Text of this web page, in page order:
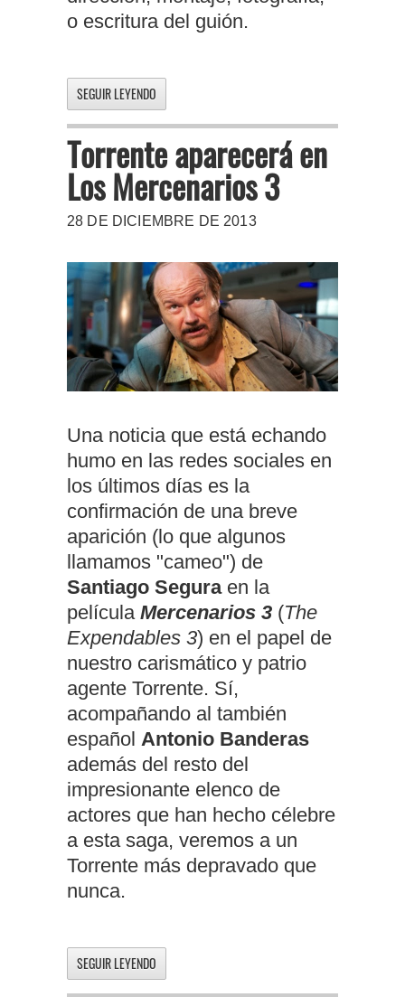
o escritura del guión.
SEGUIR LEYENDO
Torrente aparecerá en
Los Mercenarios 3
28 DE DICIEMBRE DE 2013
Una noticia que está echando
humo en las redes sociales en
los últimos días es la
confirmación de una breve
aparición (lo que algunos
llamamos "cameo") de
Santiago Seguraen la
película Mercenarios 3 (The
Expendables 3) en el papel de
nuestro carismático y patrio
agente Torrente. Sí,
acompañando al también
español Antonio Banderas
además del resto del
impresionante elenco de
actores que han hecho célebre
a esta saga, veremos a un
Torrente más depravado que
nunca.
SEGUIR LEYENDO